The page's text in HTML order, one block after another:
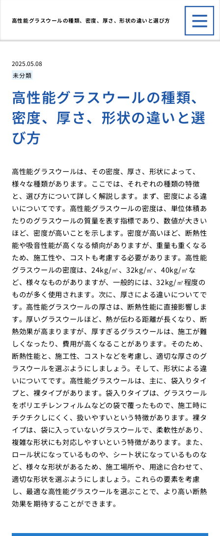
高性能グラスウールの種類、密度、厚さ、形状の違いと選び方
2025.05.08
未分類
高性能グラスウールの種類、
密度、厚さ、形状の違いと選
び方
高性能グラスウールは、その密度、厚さ、形状によって、
様々な種類があります。ここでは、それぞれの種類の特徴
と、選び方について詳しく解説します。まず、密度による違
いについてです。高性能グラスウールの密度は、単位体積あ
たりのグラスウールの質量を表す指標であり、数値が大きい
ほど、密度が高いことを示します。密度が高いほど、断熱性
能や吸音性能が高くなる傾向がありますが、重量も重くなる
ため、施工性や、コストも考慮する必要があります。高性能
グラスウールの密度は、24kg/㎥、32kg/㎥、40kg/㎥な
ど、様々なものがありますが、一般的には、32kg/㎥程度の
ものが多く使用されます。次に、厚さによる違いについてで
す。高性能グラスウールの厚さは、断熱性能に直接影響しま
す。厚いグラスウールほど、熱が伝わる距離が長くなり、断
熱効果が高まりますが、厚すぎるグラスウールは、施工が難
しくなったり、費用が高くなることがあります。そのため、
断熱性能と、施工性、コストなどを考慮し、適切な厚さのグ
ラスウールを選ぶようにしましょう。そして、形状による違
いについてです。高性能グラスウールは、主に、袋入りタイ
プと、裸タイプがあります。袋入りタイプは、グラスウール
をポリエチレンフィルムなどの袋で覆ったもので、施工時に
チクチクしにくく、扱いやすいという特徴があります。裸タ
イプは、袋に入っていないグラスウールで、柔軟性があり、
複雑な形状にも対応しやすいという特徴があります。また、
ロール状になっているものや、シート状になっているものな
ど、様々な形状があるため、施工場所や、用途に合わせて、
適切な形状を選ぶようにしましょう。これらの要素を考慮
し、最適な高性能グラスウールを選ぶことで、より高い断熱
効果を期待することができます。